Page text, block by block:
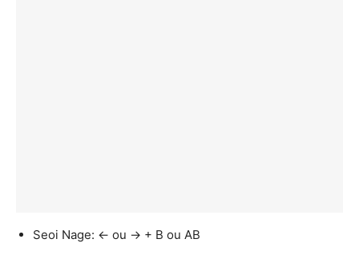
Seoi Nage: ← ou → + B ou AB